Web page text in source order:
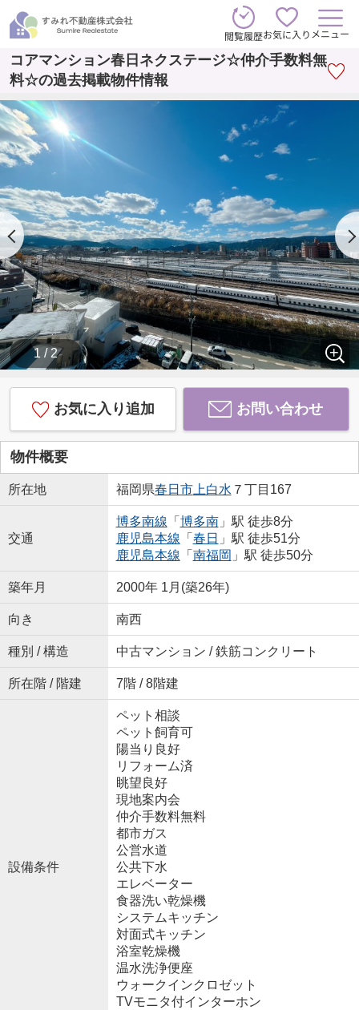
閲覧履歴お気に入り メニュー
コアマンション春日ネクステージ☆仲介手数料無
料☆の過去掲載物件情報
1 / 2
お気に入り追加 お問い合わせ
物件概要
所在地 福岡県春日市上白水 ７丁目167
交通
博多南線 「 博多南」駅 徒歩8分
鹿児島本線 「 春日 」駅 徒歩51分
鹿児島本線 「 南福岡 」駅 徒歩50分
築年月 2000年 1月(築26年)
向き 南西
種別 / 構造 中古マンション / 鉄筋コンクリート
所在階 / 階建 7階 / 8階建
設備条件
ペット相談
ペット飼育可
陽当り良好
リフォーム済
眺望良好
現地案内会
仲介手数料無料
都市ガス
公営水道
公共下水
エレベーター
食器洗い乾燥機
システムキッチン
対面式キッチン
浴室乾燥機
温水洗浄便座
ウォークインクロゼット
TVモニタ付インターホン